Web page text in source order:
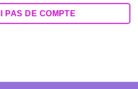
PAS DE COMPTE